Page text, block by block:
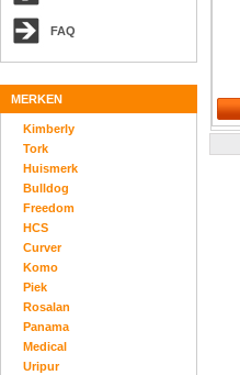
FAQ
MERKEN
Kimberly
Tork
Huismerk
Bulldog
Freedom
HCS
Curver
Komo
Piek
Rosalan
Panama
Medical
Uripur